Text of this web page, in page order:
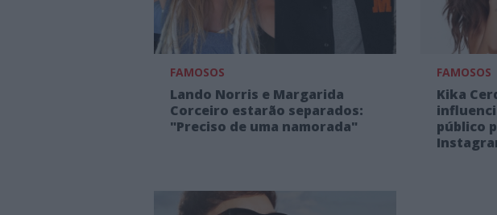
FAMOSOS
Lando Norris e Margarida
Corceiro estarão separados:
"Preciso de uma namorada"
FAMOSOS
Kika
público